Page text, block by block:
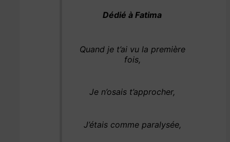
Dédié à Fatima
Quand je t’ai vu la première
fois,
Je n’osais t’approcher,
J’étais comme paralysée,